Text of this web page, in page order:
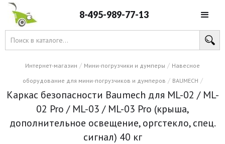
8-495-989-77-13
Интернет-магазин / Мини-погрузчики и думперы / Навесное
оборудование для мини-погрузчиков и думперов / BAUMECH /
Каркас безопасности Baumech для ML-02 / ML-
02 Pro / ML-03 / ML-03 Pro (крыша,
дополнительное освещение, оргстекло, спец.
сигнал) 40 кг